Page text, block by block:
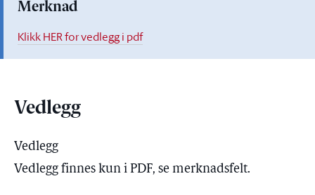
Merknad
Klikk HER for vedlegg i pdf
Vedlegg
Vedlegg
Vedlegg finnes kun i PDF, se merknadsfelt.